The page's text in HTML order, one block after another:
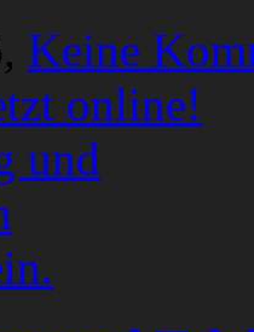
Keine
online!